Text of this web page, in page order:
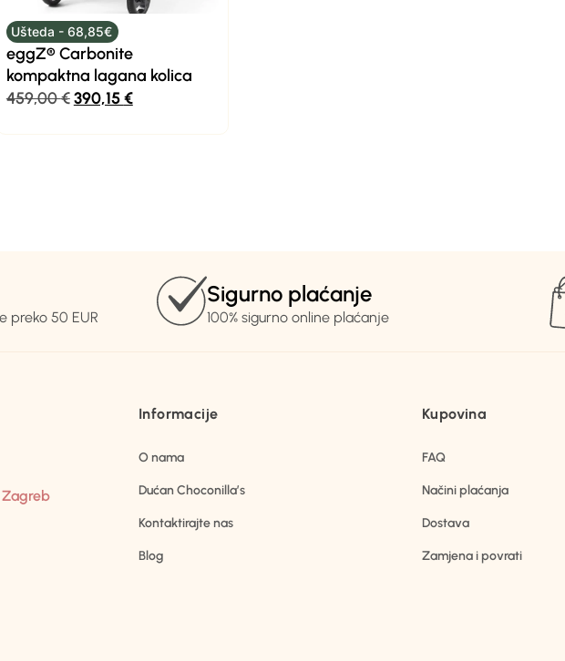
Ušteda - 68,85€
eggZ® Carbonite
kompaktna lagana kolica
459,00€390,15€
preko 50 EUR
Sigurno plaćanje
100% sigurno online plaćanje
Zagreb
Informacije
O nama
Dućan Choconilla’s
Kontaktirajte nas
Blog
Kupovina
FAQ
Načini plaćanja
Dostava
Zamjena i povrati